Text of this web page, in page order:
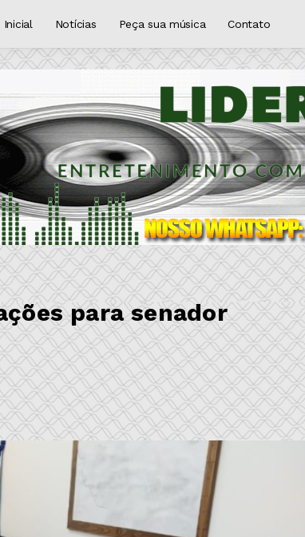
Inicial Notícias Peça sua música Contato
para senador